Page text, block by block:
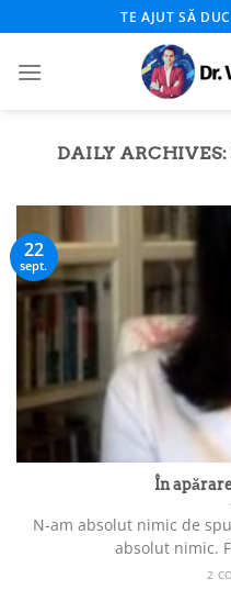
to
content
TE AJUT SĂ
DAILY
În
N-am absolut nimic de
absolut nimic.
2
22
sept.